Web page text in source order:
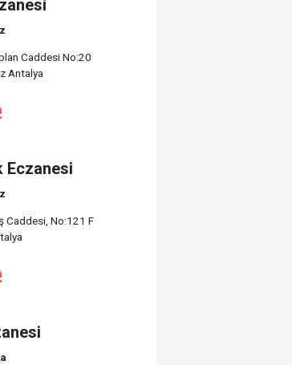
Caddesi No:20
Antalya
Eczanesi
Caddesi, No:121 F